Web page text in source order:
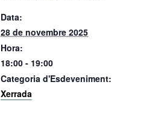
Data:
28 de novembre 2025
Hora:
18:00 - 19:00
Categoria d'Esdeveniment:
Xerrada